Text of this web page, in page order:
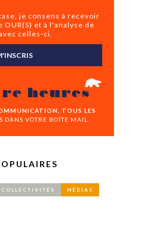
je consens à recevoir
et à l'analyse de
celles-ci.
heures
TOUS LES
DANS VOTRE BOÎTE MAIL.
COLLECTIVITÉS MÉDIAS